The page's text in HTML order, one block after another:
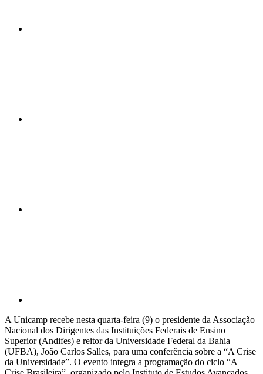
A Unicamp recebe nesta quarta-feira (9) o presidente da Associação
Nacional dos Dirigentes das Instituições Federais de Ensino
Superior (Andifes) e reitor da Universidade Federal da Bahia
(UFBA), João Carlos Salles, para uma conferência sobre a “A Crise
da Universidade”. O evento integra a programação do ciclo “A